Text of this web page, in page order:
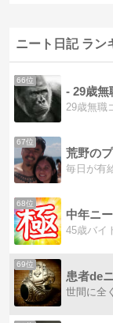
ニート日記 ラン
66位
- 29歳
29歳無職
67位
荒野の
毎日が有
68位
中年ニ
69位
患者de